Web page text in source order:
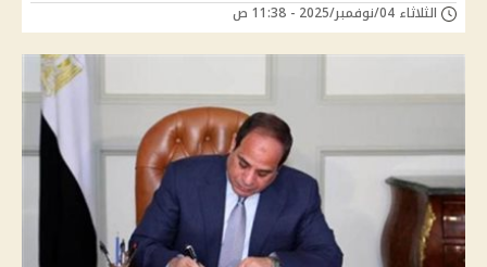
الثلاثاء 04/نوفمبر/2025 - 11:38 ص